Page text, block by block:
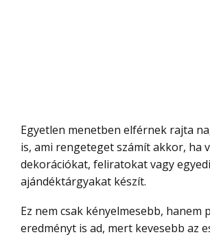
Egyetlen menetben elférnek rajta nagyobb táblák
is, ami rengeteget számít akkor, ha
dekorációkat, feliratokat vagy egyedi
ajándéktárgyakat készít.
Ez nem csak kényelmesebb, hanem pontosabb
eredményt is ad, mert kevesebb az